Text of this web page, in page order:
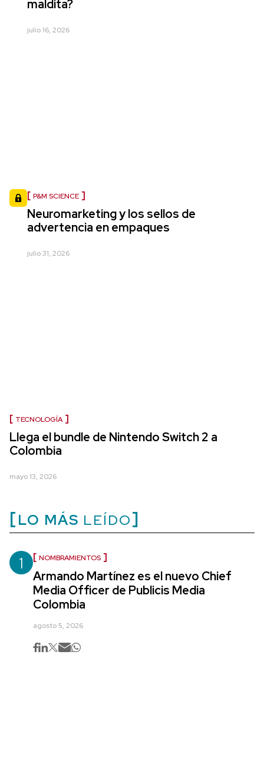
maldita?
julio 16, 2026
P&M SCIENCE
Neuromarketing y los sellos de
advertencia en empaques
julio 31, 2026
TECNOLOGÍA
Llega el bundle de Nintendo Switch 2 a
Colombia
mayo 13, 2026
LO MÁS LEÍDO
1 NOMBRAMIENTOS
Armando Martínez es el nuevo Chief
Media Officer de Publicis Media
Colombia
agosto 5, 2026